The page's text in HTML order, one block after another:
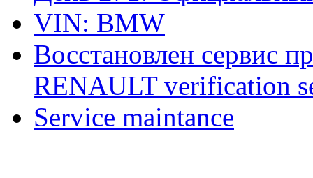
VIN: BMW
Восстановлен сервис
RENAULT verification
Service maintance